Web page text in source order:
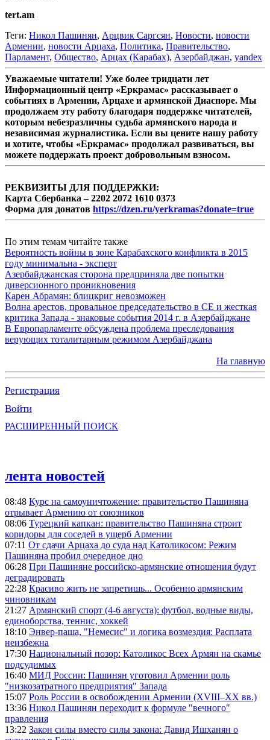
tert.am
Теги: Никол Пашинян, Арцвик Саргсян, Новости, новости
Армении, новости Арцаха, Политика, Правительство,
Парламент, Общество, Арцах (Карабах), Азербайджан, yandex
Уважаемые читатели! Уже более тридцати лет
Информационный центр «Еркрамас» рассказывает о
событиях в Армении, Арцахе и армянской Диаспоре. Мы
продолжаем эту работу благодаря поддержке читателей,
которым небезразличны судьба армянского народа и
независимая журналистика. Если вы цените нашу работу
и хотите, чтобы «Еркрамас» продолжал развиваться, вы
можете поддержать проект добровольным взносом.
РЕКВИЗИТЫ ДЛЯ ПОДДЕРЖКИ:
Карта Сбербанка – 2202 2072 1610 0373
Форма для донатов https://dzen.ru/yerkramas?donate=true
По этим темам читайте также
Вероятность войны в зоне Карабахского конфликта в 2015
году минимальна - эксперт
Азербайджанская сторона предприняла две попытки
диверсионного проникновения
Карен Абрамян: блицкриг невозможен
Волна арестов, провальное председательство в СЕ и жесткая
критика Запада - знаковые события 2014 г. в Азербайджане
В Европарламенте обсуждена проблема преследования
верующих тоталитарным режимом Азербайджана
На главную
Регистрация
Войти
РАСШИРЕННЫЙ ПОИСК
лента новостей
08:48 Курс на самоуничтожение: правительство Пашиняна
отрывает Армению от союзников
08:06 Турецкий капкан: правительство Пашиняна строит
коридоры для соседей в ущерб Армении
07:11 От сдачи Арцаха до суда над Католикосом: Режим
Пашиняна пробил очередное дно
06:28 При Пашиняне российско-армянские отношения будут
деградировать
22:28 Красиво жить не запретишь... Особенно армянским
чиновникам
21:27 Армянский спорт (4-6 августа): футбол, водные виды,
единоборства, теннис, хоккей
18:10 Энвер-паша, "Немесис" и логика возмездия: Расплата
неизбежна
17:30 Национальный позор: Католикос Всех Армян на скамье
подсудимых
16:40 МИД России: Пашинян уготовил Армении роль
"низкозатратного предприятия" Запада
15:07 Роль России в освобождении Армении (XVIII–XX вв.)
13:36 Никол Пашинян переходит к формуле "вечного"
правления
13:22 Закон силы вместо силы закона: Давид Ишханян о